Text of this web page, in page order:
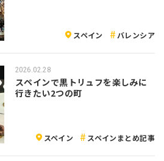
スペイン バレンシア
2026.02.28
スペインで黒トリュフを楽しみに
行きたい2つの町
スペイン スペインまとめ記事